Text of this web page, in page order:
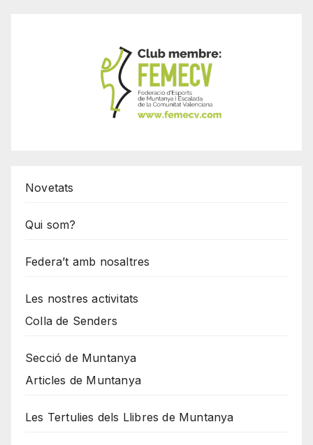
Novetats
Qui som?
Federa’t amb nosaltres
Les nostres activitats
Colla de Senders
Secció de Muntanya
Articles de Muntanya
Les Tertulies dels Llibres de Muntanya